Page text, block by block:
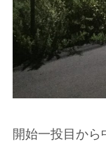
開始一投目か